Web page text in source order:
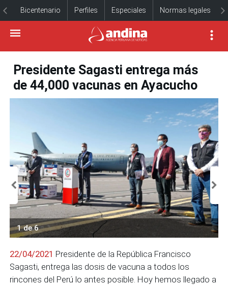
Bicentenario Perfiles Especiales Normas legales
Presidente Sagasti entrega más
de 44,000 vacunas en Ayacucho
1 de 6
22/04/2021 Presidente de la República Francisco
Sagasti, entrega las dosis de vacuna a todos los
rincones del Perú lo antes posible. Hoy hemos llegado a